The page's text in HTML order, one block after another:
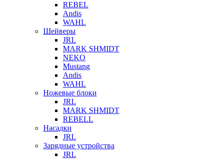
REBEL
Andis
WAHL
Шейверы
JRL
MARK SHMIDT
NEKO
Mustang
Andis
WAHL
Ножевые блоки
JRL
MARK SHMIDT
REBELL
Насадки
JRL
Зарядные устройства
JRL